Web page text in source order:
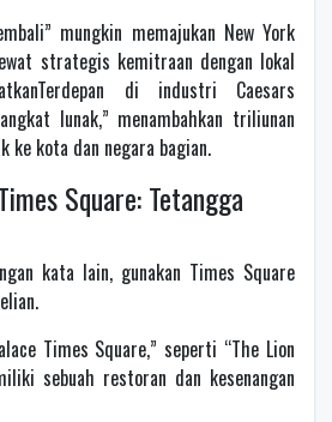
mungkin memajukan New York
strategis kemitraan dengan lokal
di industri Caesars
lunak,” menambahkan triliunan
ke kota dan negara bagian.
Square: Tetangga
kata lain, gunakan Times Square
Times Square,” seperti “The Lion
sebuah restoran dan kesenangan